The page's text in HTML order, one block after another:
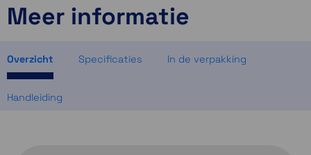
Momenteel even niet op voorraad
Momenteel even niet op voorraad
Meer informatie
Overzicht Specificaties In de verpakking
Handleiding